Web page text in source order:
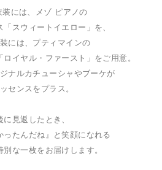
装には、メゾ ピアノの
スウィートイエロー」を、
には、プティマインの
イヤル・ファースト」をご用意。
ナルカチューシャやブーケが
センスをプラス。
に見返したとき、
ったんだね』と笑顔になれる
別な一枚をお届けします。